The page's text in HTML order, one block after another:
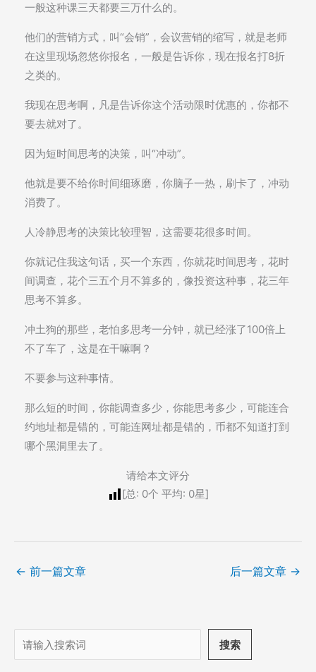
一般这种课三天都要三万什么的。
他们的营销方式，叫“会销”，会议营销的缩写，就是老师
在这里现场忽悠你报名，一般是告诉你，现在报名打8折
之类的。
我现在思考啊，凡是告诉你这个活动限时优惠的，你都不
要去就对了。
因为短时间思考的决策，叫“冲动”。
他就是要不给你时间细琢磨，你脑子一热，刷卡了，冲动
消费了。
人冷静思考的决策比较理智，这需要花很多时间。
你就记住我这句话，买一个东西，你就花时间思考，花时
间调查，花个三五个月不算多的，像投资这种事，花三年
思考不算多。
冲土狗的那些，老怕多思考一分钟，就已经涨了100倍上
不了车了，这是在干嘛啊？
不要参与这种事情。
那么短的时间，你能调查多少，你能思考多少，可能连合
约地址都是错的，可能连网址都是错的，币都不知道打到
哪个黑洞里去了。
请给本文评分
[总: 0个 平均: 0星]
← 前一篇文章 后一篇文章 →
搜
索
搜索